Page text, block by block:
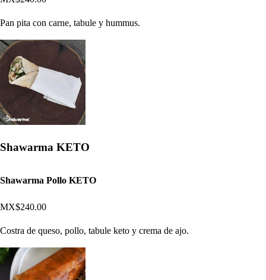
Pan pita con carne, tabule y hummus.
Shawarma KETO
Shawarma Pollo KETO
MX$240.00
Costra de queso, pollo, tabule keto y crema de ajo.